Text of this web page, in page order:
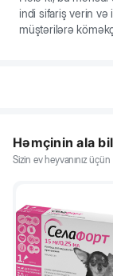
indi sifariş verin və
müştərilərə
Həmçinin ala
Sizin ev heyvanınız üçün